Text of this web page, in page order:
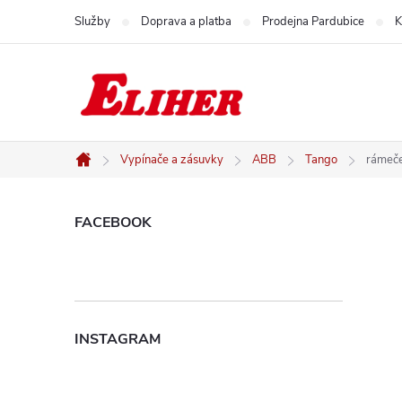
Služby Doprava a platba Prodejna Pardubice
Domů
Vypínače a zásuvky ABB Tango
P
s
FACEBOOK
INSTAGRAM